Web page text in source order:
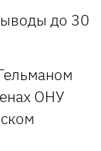
до 30
ОНУ